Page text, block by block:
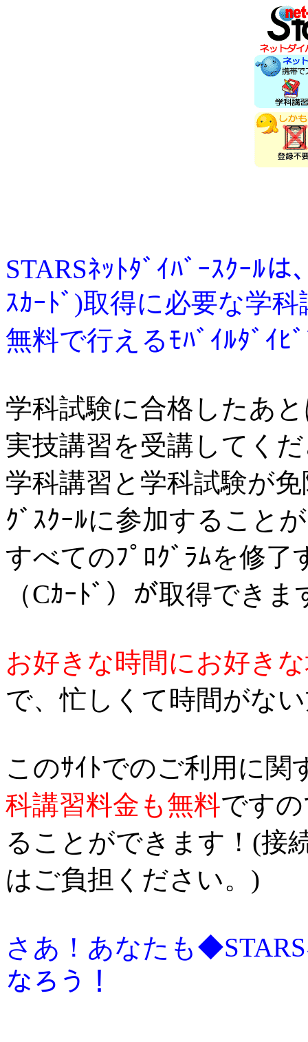
STARSﾈｯﾄﾀﾞｲﾊﾞｰｽｸｰﾙは
ｽｶｰﾄﾞ)取得に必要な学
無料で行えるﾓﾊﾞｲﾙﾀﾞｲﾋ
学科試験に合格したあ
実技講習を受講してく
学科講習と学科試験が
ｸﾞｽｸｰﾙに参加すること
すべてのﾌﾟﾛｸﾞﾗﾑを修了
（Cｶｰﾄﾞ）が取得できま
お好きな時間にお好き
で、忙しくて時間がな
このｻｲﾄでのご利用に関
科講習料金も無料です
ることができます！(接
はご負担ください。)
さあ！あなたも
なろう！